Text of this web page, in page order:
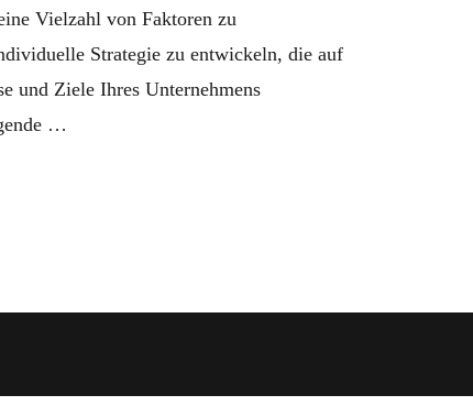
Vielzahl von Faktoren zu
Strategie zu entwickeln, die auf
und Ziele Ihres Unternehmens
…